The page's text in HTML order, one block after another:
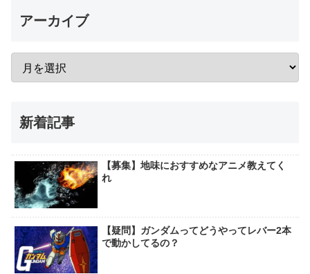
アーカイブ
新着記事
【募集】地味におすすめなアニメ教えてく
れ
【疑問】ガンダムってどうやってレバー2本
で動かしてるの？